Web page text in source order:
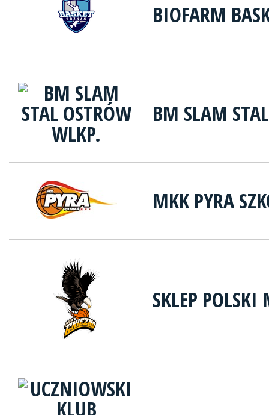
BIOFARM
BM SLAM
MKK PYRA
SKLEP